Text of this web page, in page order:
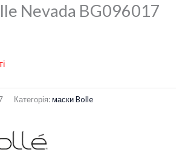
Nevada BG096017
Категорія: маски Bolle